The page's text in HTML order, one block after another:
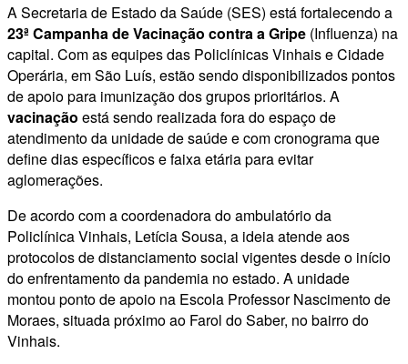
A Secretaria de Estado da Saúde (SES) está fortalecendo a
23ª Campanha de Vacinação contra a Gripe (Influenza) na
capital. Com as equipes das Policlínicas Vinhais e Cidade
Operária, em São Luís, estão sendo disponibilizados pontos
de apoio para imunização dos grupos prioritários. A
vacinação está sendo realizada fora do espaço de
atendimento da unidade de saúde e com cronograma que
define dias específicos e faixa etária para evitar
aglomerações.
De acordo com a coordenadora do ambulatório da
Policlínica Vinhais, Letícia Sousa, a ideia atende aos
protocolos de distanciamento social vigentes desde o início
do enfrentamento da pandemia no estado. A unidade
montou ponto de apoio na Escola Professor Nascimento de
Moraes, situada próximo ao Farol do Saber, no bairro do
Vinhais.